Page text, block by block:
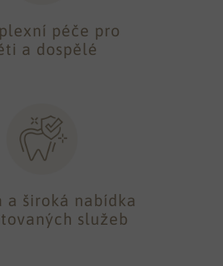
péče pro
a dospělé
a široká nabídka
služeb